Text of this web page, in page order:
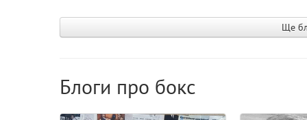
Ще
Блоги про бокс